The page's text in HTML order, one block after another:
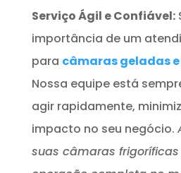
Serviço Ágil e Confiável:
importância de um
para câmaras geladas
Nossa equipe está
agir rapidamente,
impacto no seu negócio.
suas câmaras